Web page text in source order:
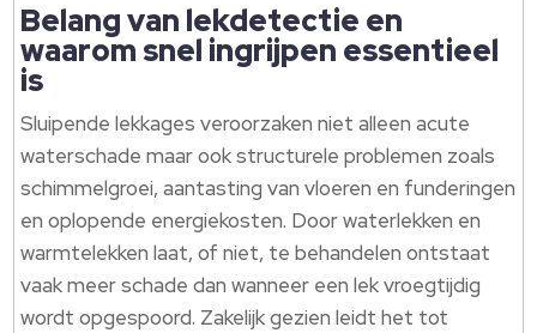
Belang van lekdetectie en
waarom snel ingrijpen essentieel
is
Sluipende lekkages veroorzaken niet alleen acute
waterschade maar ook structurele problemen zoals
schimmelgroei, aantasting van vloeren en funderingen
en oplopende energiekosten.​ Door waterlekken en
warmtelekken laat, of niet, te behandelen ontstaat
vaak meer schade dan wanneer een lek vroegtijdig
wordt opgespoord.​ Zakelijk gezien leidt het tot